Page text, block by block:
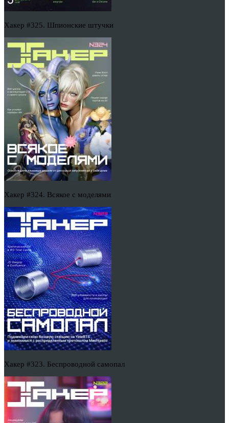
Хакер #325. Шпионские штучки
Хакер #324. Всякое с моделями
Хакер #323. Беспроводной самопал